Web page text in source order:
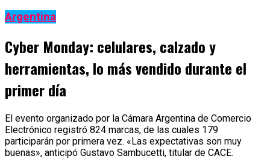
Argentina
Cyber Monday: celulares, calzado y
herramientas, lo más vendido durante el
primer día
El evento organizado por la Cámara Argentina de Comercio
Electrónico registró 824 marcas, de las cuales 179
participarán por primera vez. «Las expectativas son muy
buenas», anticipó Gustavo Sambucetti, titular de CACE.